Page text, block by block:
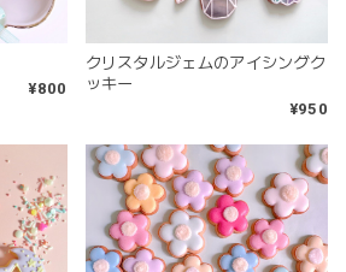
¥800
クリスタルジェムのアイシングク
ッキー
¥950